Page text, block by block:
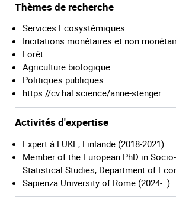
Thèmes de recherche
Services Ecosystémiques
Incitations monétaires et non
Forêt
Agriculture biologique
Politiques publiques
https://cv.hal.science/anne-stenger
Activités d'expertise
Expert à LUKE, Finlande (2018-2021)
Member of the European PhD in
Statistical Studies, Department of
Sapienza University of Rome (2024-..)